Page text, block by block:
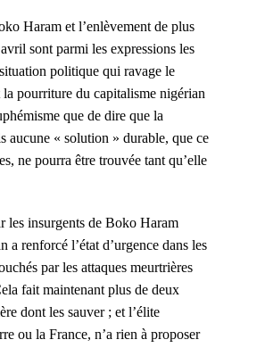
Haram et l’enlèvement de plus
sont parmi les expressions les
politique qui ravage le
pourriture du capitalisme nigérian
que de dire que la
aucune « solution » durable, que ce
ne pourra être trouvée tant qu’elle
les insurgents de Boko Haram
a renforcé l’état d’urgence dans les
par les attaques meurtrières
fait maintenant plus de deux
dont les sauver ; et l’élite
ou la France, n’a rien à proposer